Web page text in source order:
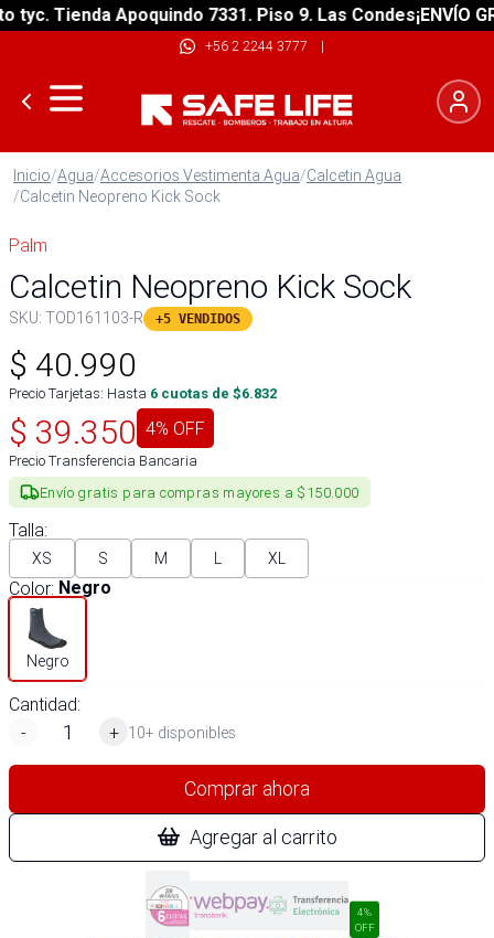
Tienda Apoquindo 7331. Piso 9. Las Condes¡ENVÍO
+56 2 2244 3777 |
Inicio/Agua/Accesorios Vestimenta Agua/Calcetin Agua
/Calcetin Neopreno Kick Sock
Palm
Calcetin Neopreno Kick Sock
SKU: TOD161103-R +5 VENDIDOS
$ 40.990
Precio Tarjetas: Hasta 6 cuotas de $6.832
$ 39.350 4% OFF
Precio Transferencia Bancaria
Envío gratis para compras mayores a $150.000
Talla:
XS S M L XL
Color: Negro
Negro
Cantidad:
-
+ 10+ disponibles
Comprar ahora
Agregar al carrito
4%
OFF